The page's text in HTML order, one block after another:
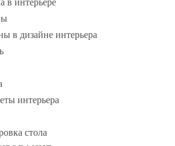
в интерьере
в дизайне интерьера
интерьера
стола